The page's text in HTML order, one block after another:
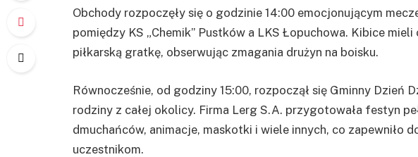
Obchody rozpoczęły się o godzinie 14:00 emocjonującym
pomiędzy KS „Chemik” Pustków a LKS Łopuchowa. Kibice
piłkarską gratkę, obserwując zmagania drużyn na boisku.
Równocześnie, od godziny 15:00, rozpoczął się Gminny Dzień
rodziny z całej okolicy. Firma Lerg S.A. przygotowała festyn
dmuchańców, animacje, maskotki i wiele innych, co zapewniło
uczestnikom.